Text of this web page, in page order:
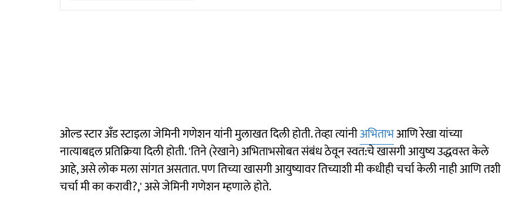
ओल्ड स्टार अँड स्टाइला जेमिनी गणेशन यांनी मुलाखत दिली होती. तेव्हा त्यांनीअभिताभआणि रेखा यांच्या
नात्याबद्दल प्रतिक्रिया दिली होती. 'तिने (रेखाने) अभिताभसोबत संबंध ठेवून स्वत:चे खासगी आयुष्य उद्धवस्त केले
आहे, असे लोक मला सांगत असतात. पण तिच्या खासगी आयुष्यावर तिच्याशी मी कधीही चर्चा केली नाही आणि तशी
चर्चा मी का करावी?,' असे जेमिनी गणेशन म्हणाले होते.